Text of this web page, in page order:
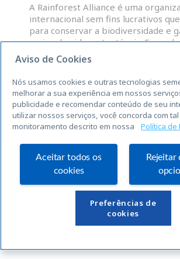
A Rainforest Alliance é uma
internacional sem fins lucrativos
para conservar a biodiversidade e
meios de vida sustentáveis.
administradores de grupos e OP
normas abrangentes da RAS para a
sustentabilidade, são elegíveis para
para o uso do selo Rainforest
LEIA MAIS »
« Anterior Seguinte
Links Úteis
Aviso de Cookies
Nós usamos cookies e outras tecnologias
melhorar a sua experiência em nossos
publicidade e recomendar conteúdo de seu
utilizar nossos serviços, você concorda com tal
monitoramento descrito em nossa
Política de
Aceitar todos os
cookies
Rejeitar
Preferências de
cookies